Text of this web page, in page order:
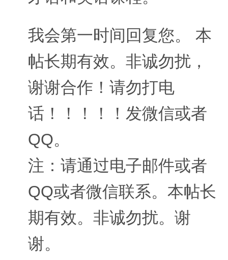
我会第一时间回复您。 本
帖长期有效。非诚勿扰，
谢谢合作！请勿打电
话！！！！！发微信或者
QQ。
注：请通过电子邮件或者
QQ或者微信联系。本帖长
期有效。非诚勿扰。谢
谢。